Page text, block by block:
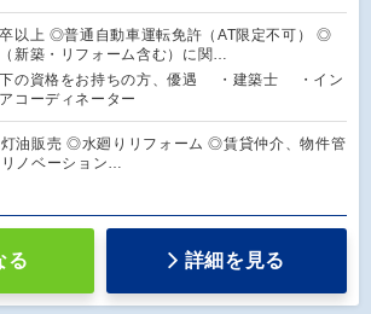
以上 ◎普通自動車運転免許（AT限定不可） ◎
新築・リフォーム含む）に関…
の資格をお持ちの方、優遇 ・建築士 ・イン
コーディネーター
油販売 ◎水廻りリフォーム ◎賃貸仲介、物件管
ノベーション…
る 詳細を見る